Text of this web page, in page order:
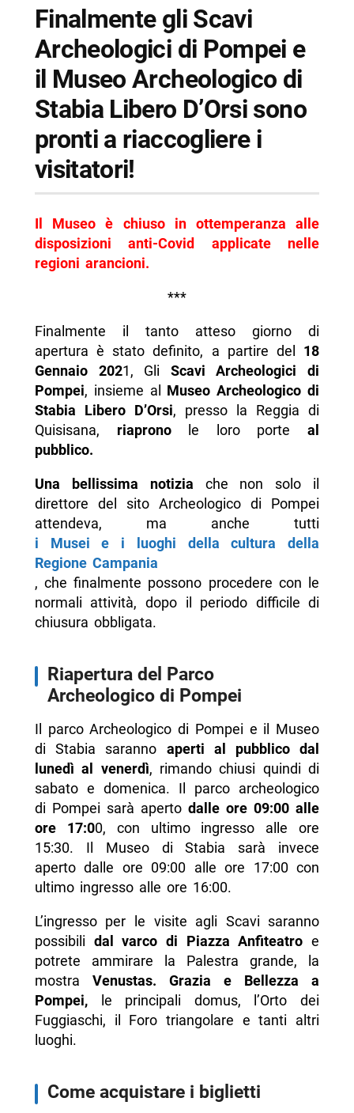
-- Informazioni su riapertura parco
Archeologico di Pompei e Museo di Stabia
-- Scopri di più da Napolike.it
Finalmente gli Scavi
Archeologici di Pompei e
il Museo Archeologico di
Stabia Libero D’Orsi sono
pronti a riaccogliere i
visitatori!
Il Museo è chiuso in ottemperanza alle
disposizioni anti-Covid applicate nelle
regioni arancioni.
***
Finalmente il tanto atteso giorno di
apertura è stato definito, a partire del 18
Gennaio 2021, Gli Scavi Archeologici di
Pompei, insieme al
Museo Archeologico di
Stabia Libero D’Orsi, presso la Reggia di
Quisisana, riapronole loro porteal
pubblico.
Una bellissima notizia che non solo il
direttore del sito Archeologico di Pompei
attendeva, ma anche tutti
i Musei e i luoghi della cultura della
Regione Campania
, che finalmente possono procedere con le
normali attività, dopo il periodo difficile di
chiusura obbligata.
Riapertura del Parco
Archeologico di Pompei
Il parco Archeologico di Pompei e il Museo
di Stabia saranno aperti al pubblico dal
lunedì al venerdì, rimando chiusi quindi di
sabato e domenica. Il parco archeologico
di Pompei sarà apertodalle ore 09:00 alle
ore 17:00, con ultimo ingresso alle ore
15:30. Il Museo di Stabia sarà invece
aperto dalle ore 09:00 alle ore 17:00 con
ultimo ingresso alle ore 16:00.
L’ingresso per le visite agli Scavi saranno
possibili dalvarco di Piazza Anfiteatro e
potrete ammirare la Palestra grande, la
mostra Venustas. Grazia e Bellezza a
Pompei,
le principali domus, l’Orto dei
Fuggiaschi, il Foro triangolare e tanti altri
luoghi.
Come acquistare i biglietti